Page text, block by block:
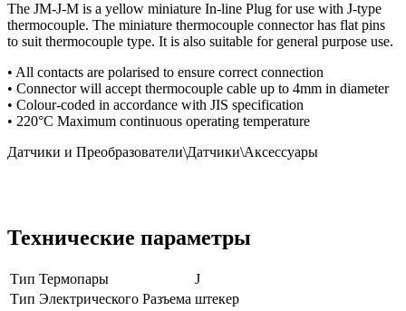
The JM-J-M is a yellow miniature In-line Plug for use with J-type
thermocouple. The miniature thermocouple connector has flat pins
to suit thermocouple type. It is also suitable for general purpose use.
• All contacts are polarised to ensure correct connection
• Connector will accept thermocouple cable up to 4mm in diameter
• Colour-coded in accordance with JIS specification
• 220°C Maximum continuous operating temperature
Датчики и Преобразователи\Датчики\Аксессуары
Технические параметры
Тип Термопары
J
Тип Электрического Разъема штекер